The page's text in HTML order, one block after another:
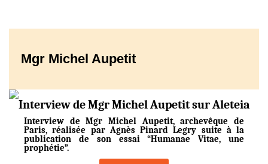
Mgr Michel Aupetit
Interview de Mgr Michel Aupetit sur Aleteia
Interview de Mgr Michel Aupetit, archevêque de
Paris, réalisée par Agnès Pinard Legry suite à la
publication de son essai “Humanae Vitae, une
prophétie”.